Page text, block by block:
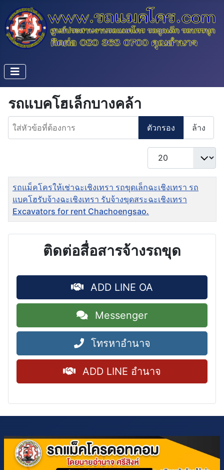
รถแบคโฮเล็กบางคล้า
ใส่หัวข้อที่ต้องการ
ตัวกรอง ล้าง
แสดง #
ชื่อ
รถแม็คโครให้เช่าฉะเชิงเทรา รถขุดเล็กฉะเชิงเทรา รถ
แบคโฮรับจ้างฉะเชิงเทรา รับจ้างขุดสระฉะเชิงเทรา
Excavators for rent Chachoengsao.
ติดต่อสื่อสารจ้างรถขุด
ADD LINE OA
Messenger
โทรหาอำนาจ
ADD LINE อำนาจ